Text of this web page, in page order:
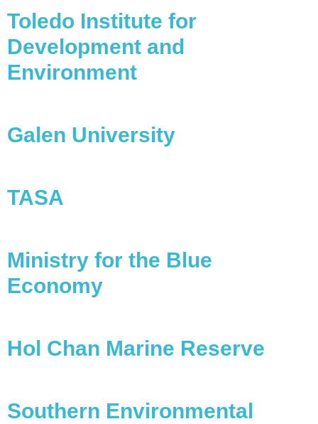
Toledo Institute for
Development and
Environment
Galen University
TASA
Ministry for the Blue
Economy
Hol Chan Marine Reserve
Southern Environmental